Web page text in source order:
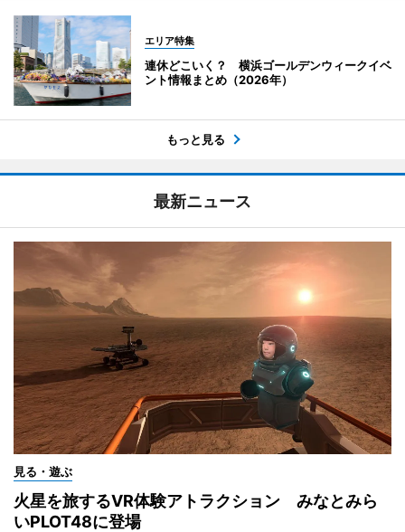
エリア特集
連休どこいく？ 横浜ゴールデンウィークイベ
ント情報まとめ（2026年）
もっと見る
最新ニュース
見る・遊ぶ
火星を旅するVR体験アトラクション みなとみら
いPLOT48に登場